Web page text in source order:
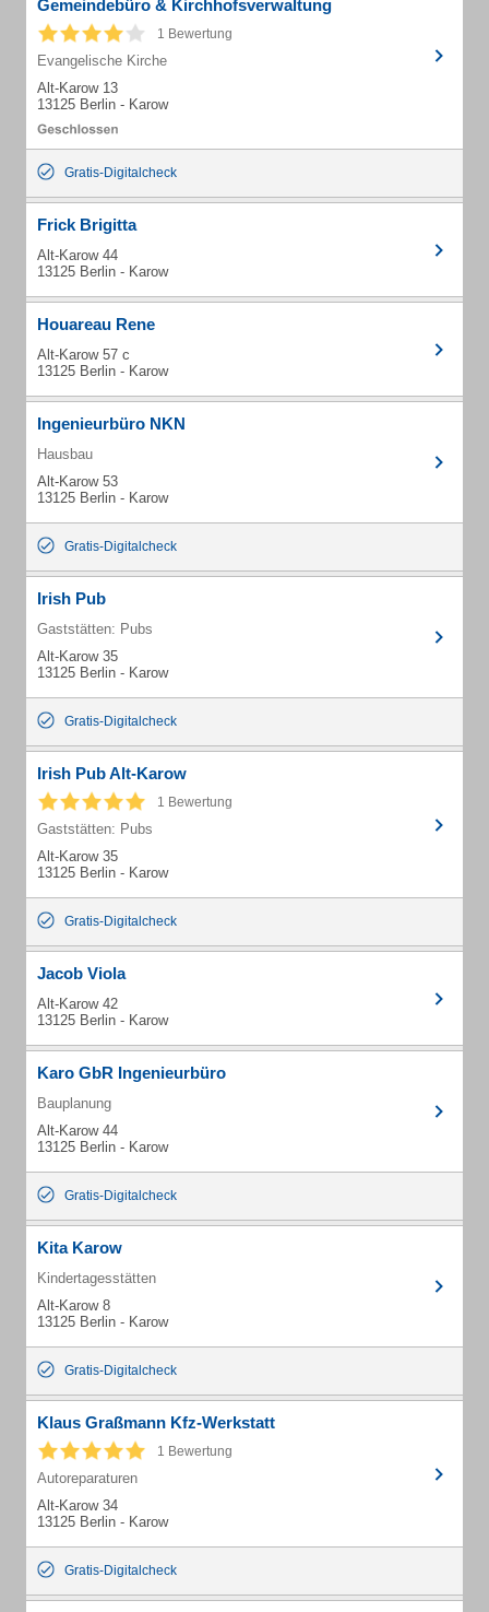
Gemeindebüro & Kirchhofsverwaltung
1 Bewertung
Evangelische Kirche
Alt-Karow 13
13125 Berlin - Karow
Gratis-Digitalcheck
Frick Brigitta
Alt-Karow 44
13125 Berlin - Karow
Houareau Rene
Alt-Karow 57 c
13125 Berlin - Karow
Ingenieurbüro NKN
Hausbau
Alt-Karow 53
13125 Berlin - Karow
Gratis-Digitalcheck
Irish Pub
Gaststätten: Pubs
Alt-Karow 35
13125 Berlin - Karow
Gratis-Digitalcheck
Irish Pub Alt-Karow
1 Bewertung
Gaststätten: Pubs
Alt-Karow 35
13125 Berlin - Karow
Gratis-Digitalcheck
Jacob Viola
Alt-Karow 42
13125 Berlin - Karow
Karo GbR Ingenieurbüro
Bauplanung
Alt-Karow 44
13125 Berlin - Karow
Gratis-Digitalcheck
Kita Karow
Kindertagesstätten
Alt-Karow 8
13125 Berlin - Karow
Gratis-Digitalcheck
Klaus Graßmann Kfz-Werkstatt
1 Bewertung
Autoreparaturen
Alt-Karow 34
13125 Berlin - Karow
Gratis-Digitalcheck